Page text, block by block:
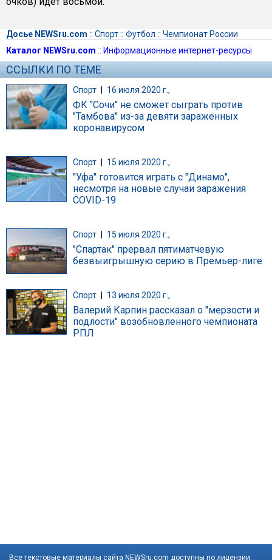
Досье NEWSru.com :: Спорт:: Футбол :: Чемпионат России
Каталог NEWSru.com :: Информационные интернет-ресурсы
ССЫЛКИ ПО ТЕМЕ
Спорт | 16 июля 2020 г.,
ФК "Сочи" не сможет сыграть против
"Тамбова" из-за девяти зараженных
коронавирусом
Спорт 15 июля 2020 г.,
"Уфа" готовится играть с "Динамо",
несмотря на новые случаи заражения
COVID-19
Спорт 15 июля 2020 г.,
"Спартак" прервал пятиматчевую
безвыигрышную серию в Премьер-лиге
Спорт 13 июля 2020 г.,
Валерий Карпин рассказал о "мерзости и
подлости" возобновленного чемпионата
РПЛ
Все текстовые материалы сайта NEWSru.com доступны по лицензии: